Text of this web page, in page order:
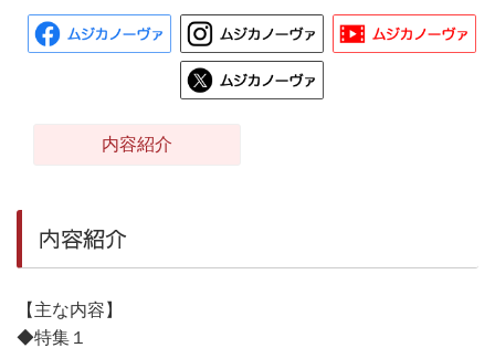
内容紹介
内容紹介
【主な内容】
◆特集１